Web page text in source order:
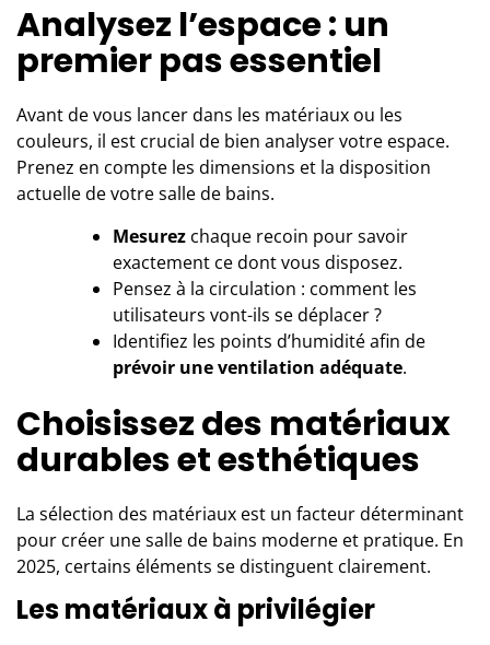
Analysez l’espace : un
premier pas essentiel
Avant de vous lancer dans les matériaux ou les
couleurs, il est crucial de bien analyser votre espace.
Prenez en compte les dimensions et la disposition
actuelle de votresalle de bains.
Mesurez chaque recoin pour savoir
exactement ce dont vous disposez.
Pensez à la circulation : comment les
utilisateurs vont-ils se déplacer ?
Identifiez les points d’humidité afin de
prévoir une ventilation adéquate.
Choisissez des matériaux
durables et esthétiques
La sélection des matériaux est un facteur déterminant
pour créer une salle de bains moderne et pratique. En
2025, certains éléments se distinguent clairement.
Les matériaux à privilégier